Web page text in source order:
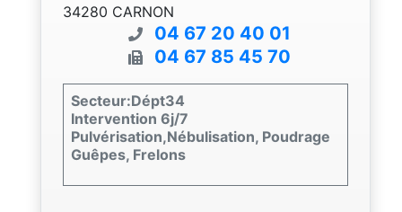
34280 CARNON
04 67 20 40 01
04 67 85 45 70
Secteur:Dépt34
Intervention 6j/7
Pulvérisation,Nébulisation, Poudrage
Guêpes, Frelons